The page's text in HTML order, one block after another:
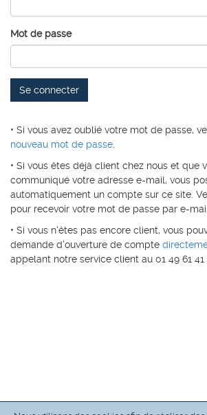
Mot de passe
• Si vous avez oublié votre mot de passe,
nouveau mot de passe
• Si vous êtes déjà client chez nous et que
communiqué votre adresse e-mail, vous
automatiquement un compte sur ce site.
pour recevoir votre mot de passe par e-
• Si vous n'êtes pas encore client, vous
demande d'ouverture de compte
appelant notre service client au 01 49 61 41